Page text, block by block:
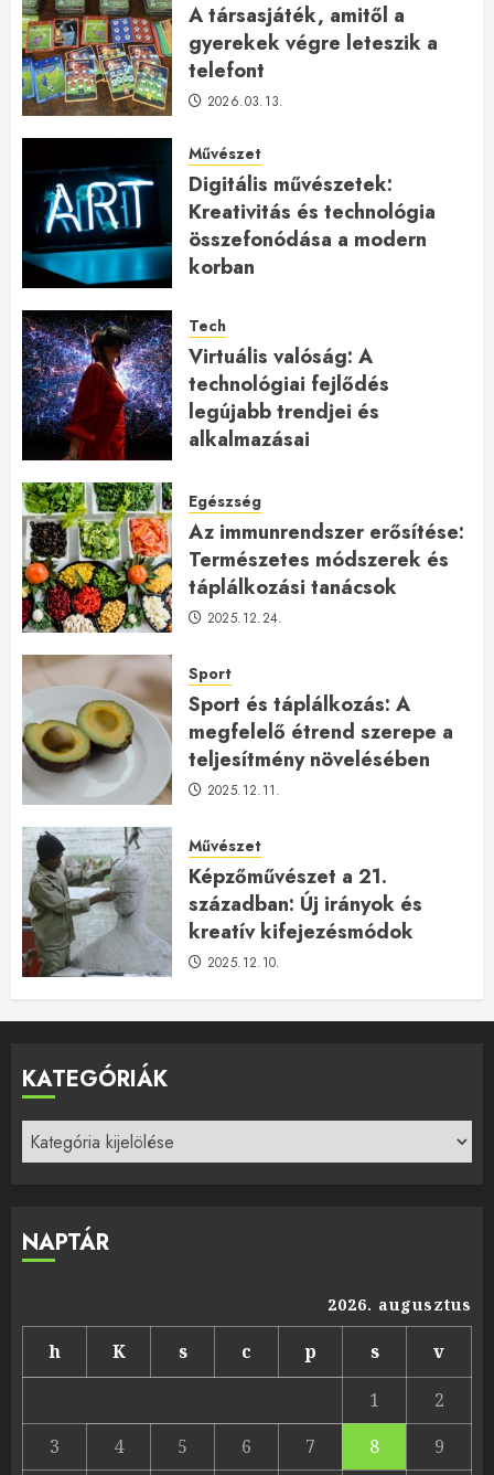
A társasjáték, amitől a
gyerekek végre leteszik a
telefont
2026.03.13.
Művészet
Digitális művészetek:
Kreativitás és technológia
összefonódása a modern
korban
Tech
Virtuális valóság: A
technológiai fejlődés
legújabb trendjei és
alkalmazásai
Egészség
Az immunrendszer erősítése:
Természetes módszerek és
táplálkozási tanácsok
2025.12.24.
Sport
Sport és táplálkozás: A
megfelelő étrend szerepe a
teljesítmény növelésében
2025.12.11.
Művészet
Képzőművészet a 21.
században: Új irányok és
kreatív kifejezésmódok
2025.12.10.
KATEGÓRIÁK
Kategóriák
NAPTÁR
2026. augusztus
h K s c p s
v
1
2
3
4 5 6 7 8 9